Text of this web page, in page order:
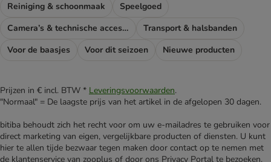
Reiniging & schoonmaak
Speelgoed
Camera’s & technische accessoires
Transport & halsbanden
Voor de baasjes
Voor dit seizoen Nieuwe producten
Prijzen in € incl. BTW * Leveringsvoorwaarden.
"Normaal" = De laagste prijs van het artikel in de afgelopen 30 dagen.
bitiba behoudt zich het recht voor om uw e-mailadres te gebruiken voor
direct marketing van eigen, vergelijkbare producten of diensten. U kunt
hier te allen tijde bezwaar tegen maken door contact op te nemen met
de klantenservice van zooplus of door ons Privacy Portal te bezoeken.